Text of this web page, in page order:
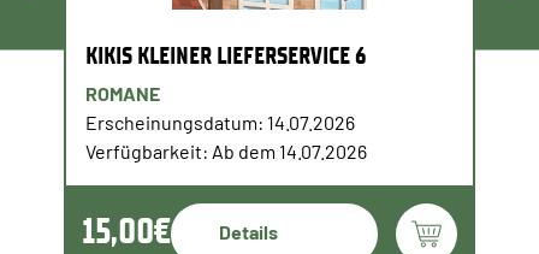
KIKIS KLEINER LIEFERSERVICE 6
ROMANE
Erscheinungsdatum: 14.07.2026
Verfügbarkeit: Ab dem 14.07.2026
15,00€ Details